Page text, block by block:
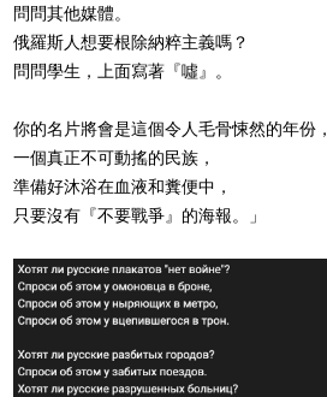
問問其他媒體。
俄羅斯人想要根除納粹主義嗎？
問問學生，上面寫著『噓』。
你的名片將會是這個令人毛骨悚然的年份，
一個真正不可動搖的民族，
準備好沐浴在血液和糞便中，
只要沒有『不要戰爭』的海報。」